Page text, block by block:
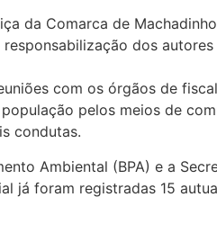
da Comarca de
dos
com os órgãos de
pelos meios de
condutas.
Ambiental (BPA) e a
já foram registradas 15